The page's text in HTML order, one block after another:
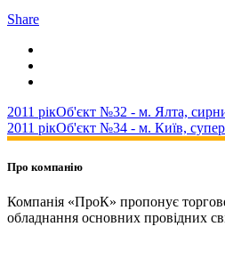
Share
2011 рікОб'єкт №32 - м. Ялта,
2011 рікОб'єкт №34 - м. Київ,
Про компанію
Компанія «ПроК» пропонує
обладнання основних провідних